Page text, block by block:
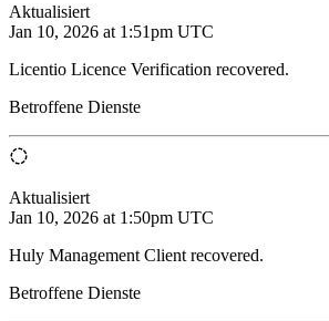
Aktualisiert
Jan 10, 2026 at 1:51pm UTC
Licentio Licence Verification recovered.
Betroffene Dienste
Aktualisiert
Jan 10, 2026 at 1:50pm UTC
Huly Management Client recovered.
Betroffene Dienste